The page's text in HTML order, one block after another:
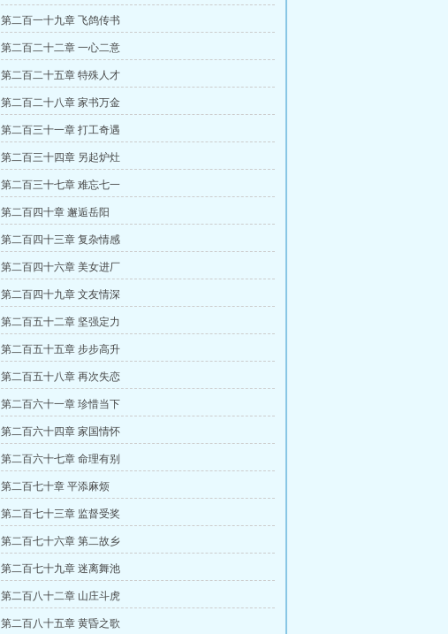
第二百一十九章 飞鸽传书
第二百二十二章 一心二意
第二百二十五章 特殊人才
第二百二十八章 家书万金
第二百三十一章 打工奇遇
第二百三十四章 另起炉灶
第二百三十七章 难忘七一
第二百四十章 邂逅岳阳
第二百四十三章 复杂情感
第二百四十六章 美女进厂
第二百四十九章 文友情深
第二百五十二章 坚强定力
第二百五十五章 步步高升
第二百五十八章 再次失恋
第二百六十一章 珍惜当下
第二百六十四章 家国情怀
第二百六十七章 命理有别
第二百七十章 平添麻烦
第二百七十三章 监督受奖
第二百七十六章 第二故乡
第二百七十九章 迷离舞池
第二百八十二章 山庄斗虎
第二百八十五章 黄昏之歌